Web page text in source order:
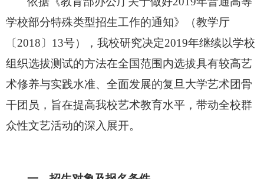
学校部分特殊类型招生工作的通知》（教学厅
〔 2018 〕 13号），我校研究决定2019年继续以学校
组织选拔测试的方法在全国范围内选拔具有较高艺
术修养与实践水准、全面发展的复旦大学艺术团骨
干团员，旨在提高我校艺术教育水平，带动全校群
众性文艺活动的深入展开。